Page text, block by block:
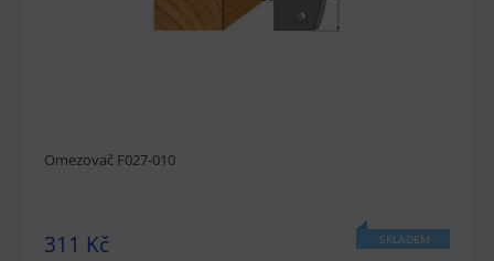
Omezovač F027-010
311 Kč SKLADEM